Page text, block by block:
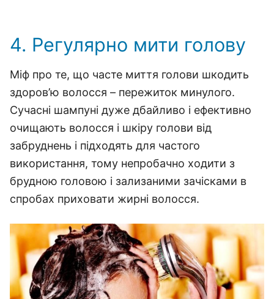
4. Регулярно мити голову
Міф про те, що часте миття голови шкодить
здоров’ю волосся – пережиток минулого.
Сучасні шампуні дуже дбайливо і ефективно
очищають волосся і шкіру голови від
забруднень і підходять для частого
використання, тому непробачно ходити з
брудною головою і зализаними зачісками в
спробах приховати жирні волосся.